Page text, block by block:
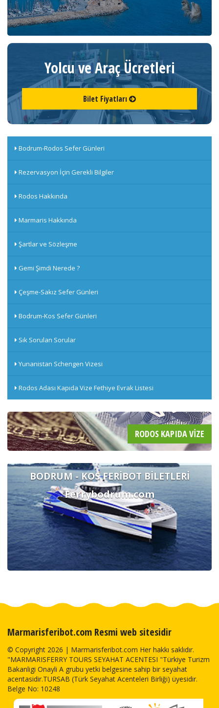
Yolcu ve Araç Ücretleri
Bilet Fiyatları
Bodrum-Rodos Sefer Günleri
Rezervasyon İçin Gerekli Bilgiler
Rodos Hakkında
Marmaris Hakkında
Şartlar ve Sözleşme
Gemi Şimdi Nerede ?
Çeşme-Sakız Sefer Günleri
Bodrum-Kos Sefer Günleri
Sık Sorulan Sorular
Yunanistan Schengen Vizesi
Rodos Adası Kapıda Vize Fethiye Evrak Listesi
RODOS KAPIDA VIZE
BODRUM - KOS FERİBOT BİLETLERİ
Ferrybodrum.com
Marmarisferibot.com Resmi web sitesidir
© Copyright 2026 | Marmarisferibot.com Her hakkı saklıdır.
"MARMARISFERRY TOURS SEYAHAT ACENTESI "Türkiye Turizm
Bakanligi Onayli A grubu yetki belgesine sahip bir seyahat
acentasidir.TURSAB (Türk Seyahat Acenteleri Birliği) üyesidir.
Belge No: 10248